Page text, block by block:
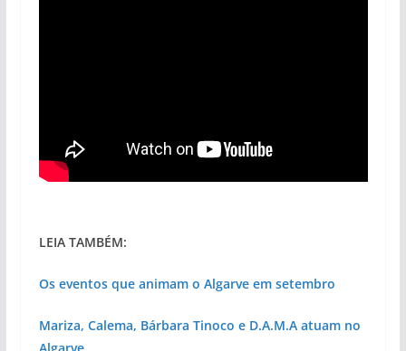
LEIA TAMBÉM:
Os eventos que animam o Algarve em setembro
Mariza, Calema, Bárbara Tinoco e D.A.M.A atuam no